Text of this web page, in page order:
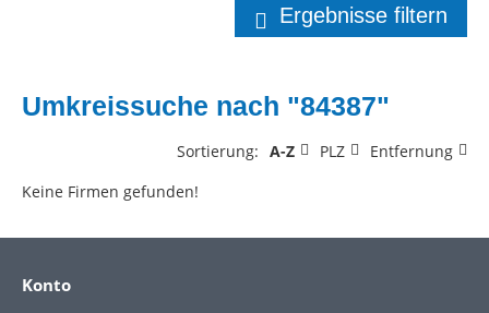
Ergebnisse filtern
Umkreissuche nach "84387"
Sortierung: A-Z PLZ
Entfernung
Keine Firmen gefunden!
Konto